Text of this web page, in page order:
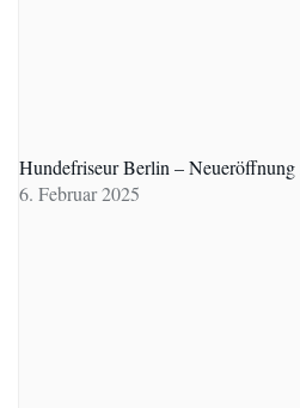
Hundefriseur Berlin –
6. Februar 2025